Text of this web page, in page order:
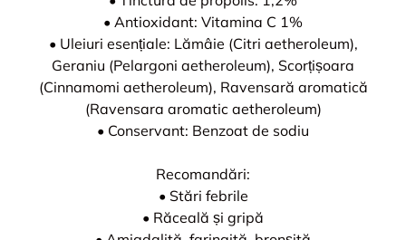
• Antioxidant: Vitamina C 1%
• Uleiuri esențiale: Lămâie (Citri aetheroleum),
Geraniu (Pelargoni aetheroleum), Scorțișoara
(Cinnamomi aetheroleum), Ravensară aromatică
(Ravensara aromatic aetheroleum)
• Conservant: Benzoat de sodiu
Recomandări:
• Stări febrile
• Răceală și gripă